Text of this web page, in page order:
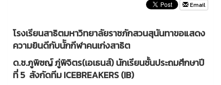
Email
โรงเรียนสาธิตมหาวิทยาลัยราชภักสวนสุนันทาขอแสดง
ความยินดีกับนัักกีฬาคนเก่งสาธิต
ด.ช.ภูพิชญ์ ภู่พิจิตร(เอเธนส์) นักเรียนชั้นประถมศึกษาปี
ที่ 5 สังกัดทีม ICEBREAKERS (IB)